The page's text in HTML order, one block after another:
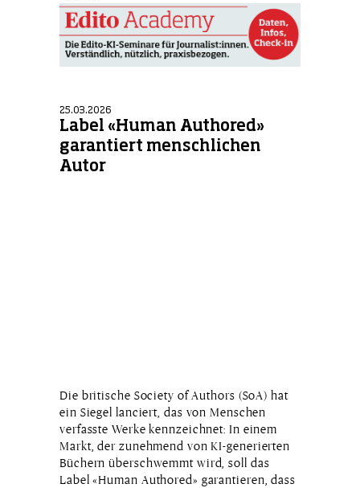
25.03.2026
Label «Human Authored»
garantiert menschlichen
Autor
Die britische Society of Authors (SoA) hat
ein Siegel lanciert, das von Menschen
verfasste Werke kennzeichnet: In einem
Markt, der zunehmend von KI-generierten
Büchern überschwemmt wird, soll das
Label «Human Authored» garantieren, dass